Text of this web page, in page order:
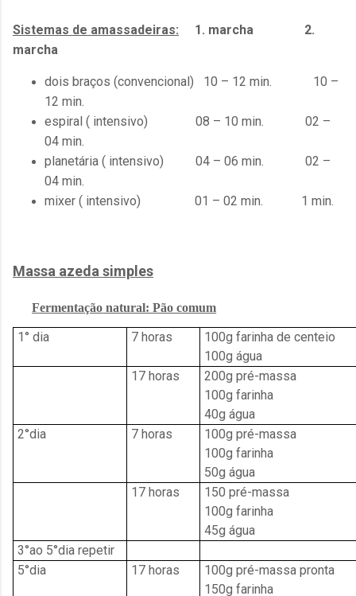
Sistemas de amassadeiras: 1. marcha 2.
marcha
dois braços (convencional) 10 – 12 min. 10 –
12 min.
espiral ( intensivo) 08 – 10 min. 02 –
04 min.
planetária ( intensivo) 04 – 06 min. 02 –
04 min.
mixer ( intensivo) 01 – 02 min. 1 min.
Massa azeda simples
Fermentação natural: Pão comum
1° dia 7 horas
100g farinha de centeio
100g água
17 horas
200g pré-massa
100g farinha
40g água
2°dia
7 horas
100g pré-massa
100g farinha
50g água
17 horas
150 pré-massa
100g farinha
45g água
3°ao 5°dia repetir
5°dia
17 horas
100g pré-massa pronta
150g farinha